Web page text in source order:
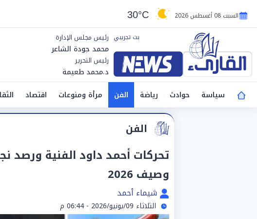
السبت 08 أغسطس 2026 30°C
رئيس مجلس الإدارة
محمد جودة الشاعر
رئيس التحرير
د.محمد طعيمة
سياسة
حوادث رياضة الفن مرأة ومنوعات اقتصاد
الفن
تحركات أحمد داود الفنية ورصد
وصيف 2026
شيماء أحمد
الثلاثاء 09/يونيو/2026 - 06:44 م